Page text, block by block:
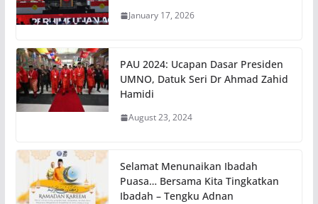
January 17, 2026
PAU 2024: Ucapan Dasar Presiden
UMNO, Datuk Seri Dr Ahmad Zahid
Hamidi
August 23, 2024
Selamat Menunaikan Ibadah
Puasa… Bersama Kita Tingkatkan
Ibadah – Tengku Adnan